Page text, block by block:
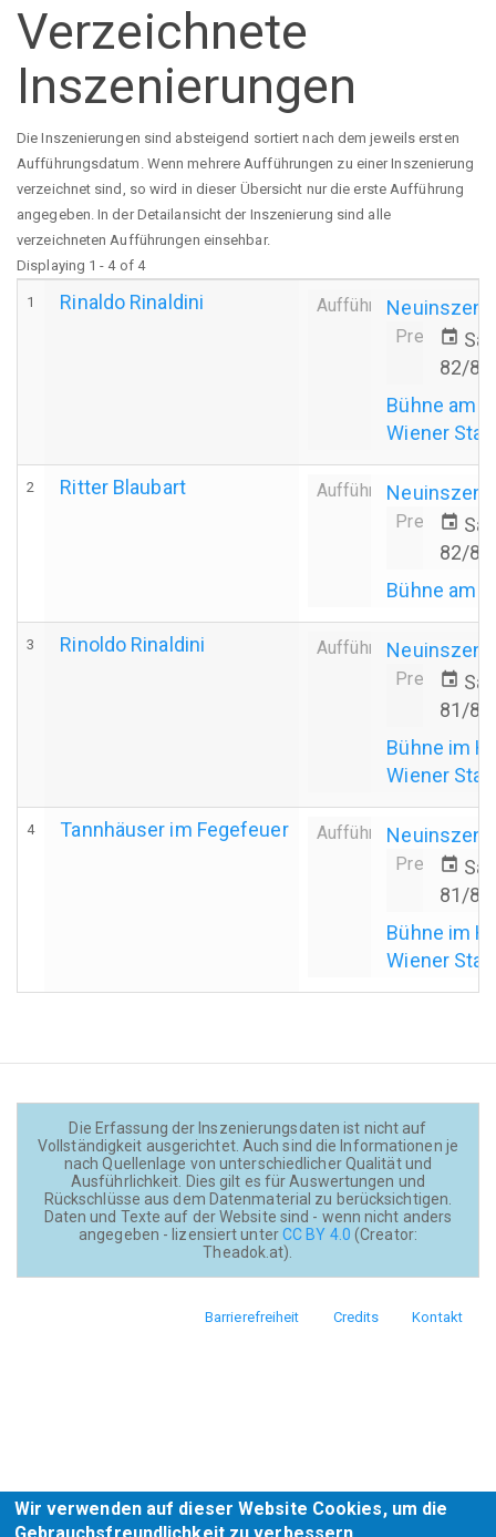
Verzeichnete
Inszenierungen
Die Inszenierungen sind absteigend sortiert nach dem jeweils ersten
Aufführungsdatum. Wenn mehrere Aufführungen zu einer Inszenierung
verzeichnet sind, so wird in dieser Übersicht nur die erste Aufführung
angegeben. In der Detailansicht der Inszenierung sind alle
verzeichneten Aufführungen einsehbar.
Displaying 1 - 4 of 4
1 Rinaldo Rinaldini Aufführung
Premiere
event
82/83
Bühne am
Wiener
2 Ritter Blaubart Aufführung
Premiere
event
82/83
Bühne am
3 Rinoldo Rinaldini Aufführung
Premiere
event
81/82
Bühne im
Wiener
4 Tannhäuser im Fegefeuer Aufführung
Premiere
event
81/82
Bühne im
Wiener
Die Erfassung der Inszenierungsdaten ist nicht auf
Vollständigkeit ausgerichtet. Auch sind die Informationen je
nach Quellenlage von unterschiedlicher Qualität und
Ausführlichkeit. Dies gilt es für Auswertungen und
Rückschlüsse aus dem Datenmaterial zu berücksichtigen.
Daten und Texte auf der Website sind - wenn nicht anders
angegeben - lizensiert unterCC BY 4.0 (Creator:
Theadok.at).
Barrierefreiheit Credits Kontakt
Wir verwenden auf dieser Website Cookies, um die